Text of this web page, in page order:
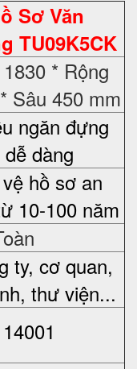
Sơ Văn
TU09K5CK
* Rộng
Sâu 450 mm
ngăn đựng
dàng
hồ sơ an
10-100 năm
ty, cơ quan,
thư viện...